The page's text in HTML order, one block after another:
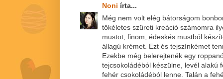
Noni írta...
Még nem volt elég bátorságom
tökéletes szüreti kreáció számomra
mustot, finom, édeskés mustból
állagú krémet. Ezt és tejszínkémet
Ezekbe még belerejtenék egy
tejcsokoládéból készülne, levél alakú
fehér csokoládéból lenne. Talán a